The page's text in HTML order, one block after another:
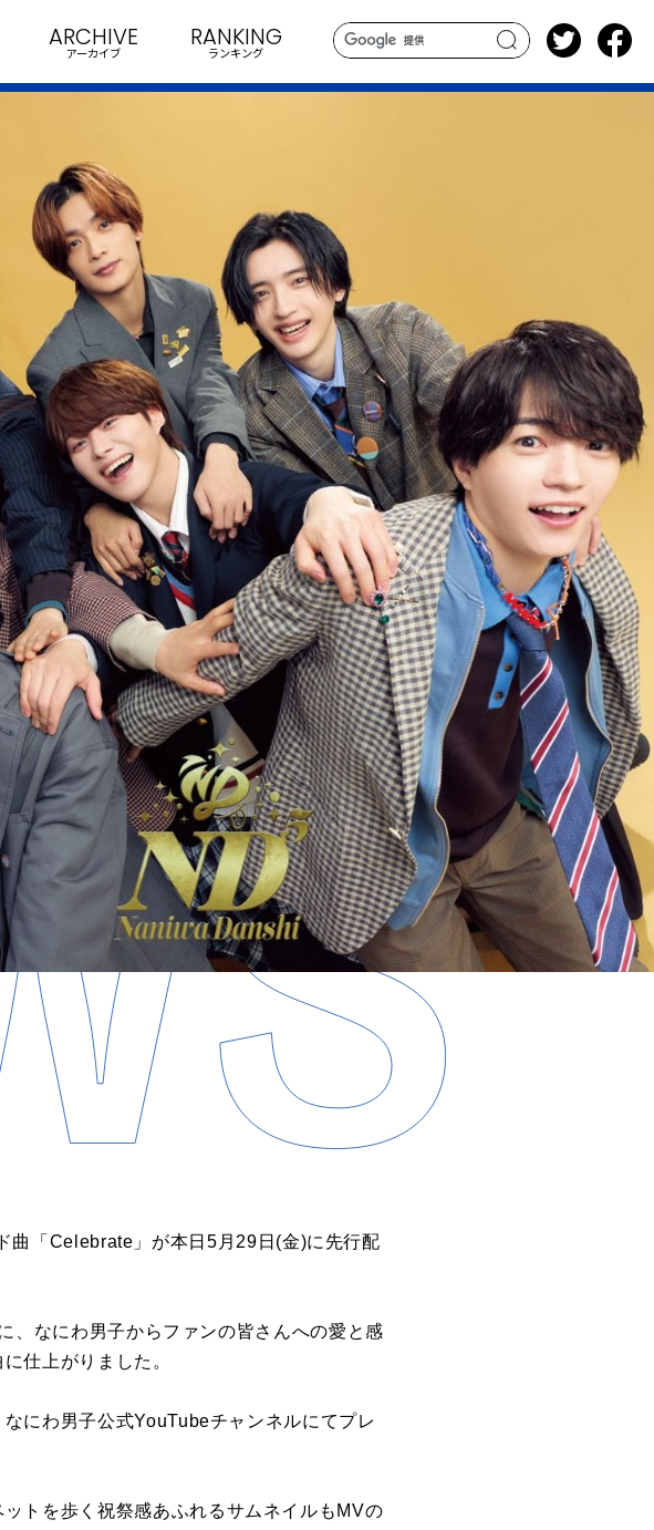
search
ARCHIVE
アーカイブ
RANKING
ランキング
曲「 Celebrate 」が本日5⽉29 ⽇ (⾦)に先行配
、なにわ男子からファンの皆さんへの愛と感
仕上がりました。
なにわ男子公式YouTubeチャンネルにてプレ
トを歩く祝祭感あふれるサムネイルも MVの